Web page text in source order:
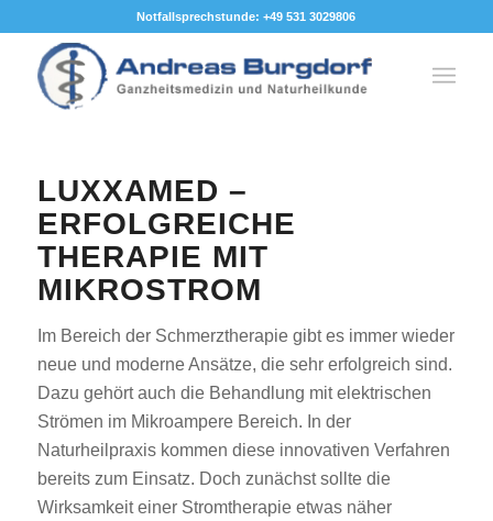
Notfallsprechstunde: +49 531 3029806
LUXXAMED –
ERFOLGREICHE
THERAPIE MIT
MIKROSTROM
Im Bereich der Schmerztherapie gibt es immer wieder
neue und moderne Ansätze, die sehr erfolgreich sind.
Dazu gehört auch die Behandlung mit elektrischen
Strömen im Mikroampere Bereich. In der
Naturheilpraxis kommen diese innovativen Verfahren
bereits zum Einsatz. Doch zunächst sollte die
Wirksamkeit einer Stromtherapie etwas näher